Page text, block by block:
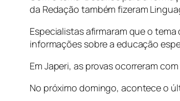
da Redação também fizeram
Especialistas afirmaram que o
informações sobre a educação
Em Japeri, as provas ocorreram
No próximo domingo, acontece o